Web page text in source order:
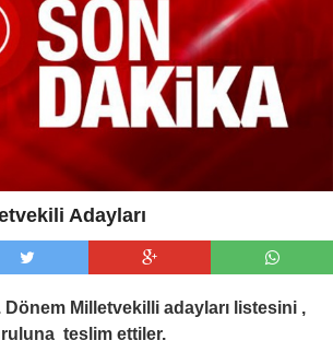
Adayları
Milletvekilli adayları listesini ,
teslim ettiler.